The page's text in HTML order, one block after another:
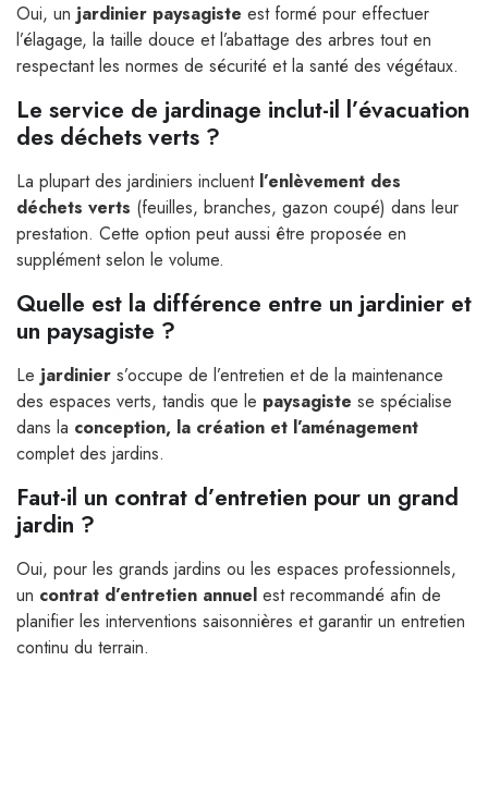
Oui, un jardinier paysagiste est formé pour effectuer
l’élagage, la taille douce et l’abattage des arbres tout en
respectant les normes de sécurité et la santé des végétaux.
Le service de jardinage inclut-il l’évacuation
des déchets verts ?
La plupart des jardiniers incluent l’enlèvement des
déchets verts (feuilles, branches, gazon coupé) dans leur
prestation. Cette option peut aussi être proposée en
supplément selon le volume.
Quelle est la différence entre un jardinier et
un paysagiste ?
Le jardinier s’occupe de l’entretien et de la maintenance
des espaces verts, tandis que le paysagiste se spécialise
dans la conception, la création et l’aménagement
complet des jardins.
Faut-il un contrat d’entretien pour un grand
jardin ?
Oui, pour les grands jardins ou les espaces professionnels,
un contrat d’entretien annuel est recommandé afin de
planifier les interventions saisonnières et garantir un entretien
continu du terrain.